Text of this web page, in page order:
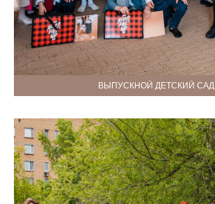
ВЫПУСКНОЙ ДЕТСКИЙ САД